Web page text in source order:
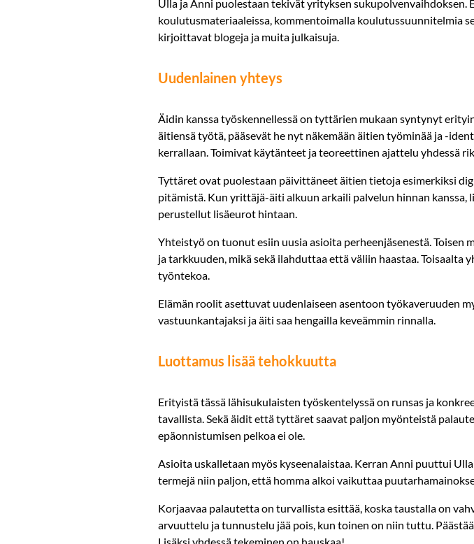
Ulla ja Anni puolestaan tekivät yrityksen
koulutusmateriaaleissa, kommentoimalla koulutussuunnitelmia
kirjoittavat blogeja ja muita julkaisuja.
Uudenlainen yhteys
Äidin kanssa työskennellessä on tyttärien mukaan syntynyt
äitiensä työtä, pääsevät he nyt näkemään äitien työminää ja -
kerrallaan. Toimivat käytänteet ja teoreettinen ajattelu yhdessä
Tyttäret ovat puolestaan päivittäneet äitien tietoja esimerkiksi
pitämistä. Kun yrittäjä-äiti alkuun arkaili palvelun hinnan
perustellut lisäeurot hintaan.
Yhteistyö on tuonut esiin uusia asioita perheenjäsenestä.
ja tarkkuuden, mikä sekä ilahduttaa että väliin haastaa.
työntekoa.
Elämän roolit asettuvat uudenlaiseen asentoon työkaveruuden
vastuunkantajaksi ja äiti saa hengailla keveämmin rinnalla.
Luottamus lisää tehokkuutta
Erityistä tässä lähisukulaisten työskentelyssä on runsas ja
tavallista. Sekä äidit että tyttäret saavat paljon myönteistä
epäonnistumisen pelkoa ei ole.
Asioita uskalletaan myös kyseenalaistaa. Kerran Anni puuttui
termejä niin paljon, että homma alkoi vaikuttaa
Korjaavaa palautetta on turvallista esittää, koska taustalla on
arvuuttelu ja tunnustelu jää pois, kun toinen on niin tuttu.
Lisäksi yhdessä tekeminen on hauskaa!